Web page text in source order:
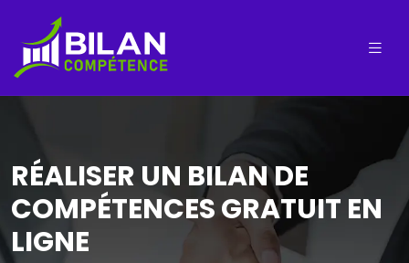
RÉALISER UN BILAN DE
COMPÉTENCES GRATUIT EN
LIGNE